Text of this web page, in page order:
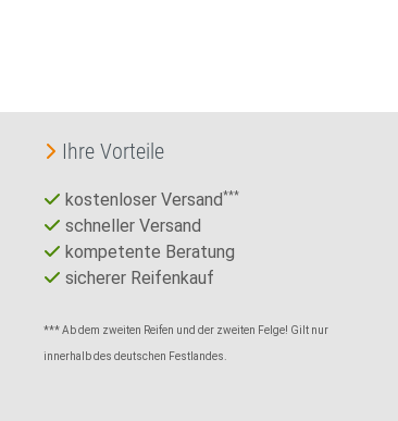
Ihre Vorteile
kostenloser Versand***
schneller Versand
kompetente Beratung
sicherer Reifenkauf
*** Ab dem zweiten Reifen und der zweiten Felge! Gilt nur
innerhalb des deutschen Festlandes.